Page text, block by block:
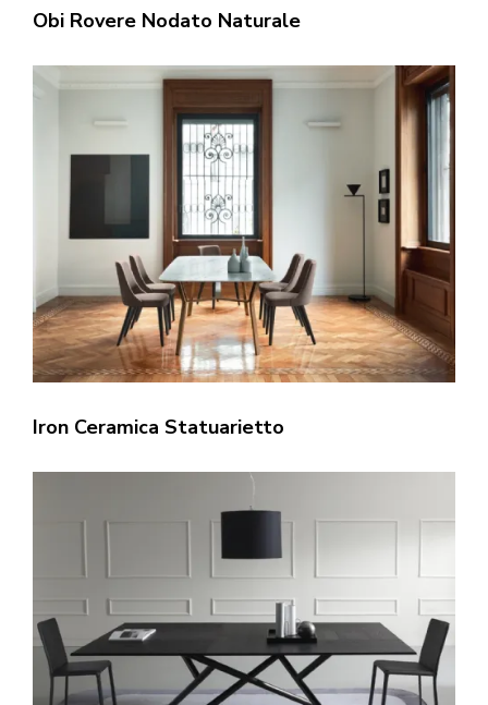
Obi Rovere Nodato Naturale
Iron Ceramica Statuarietto